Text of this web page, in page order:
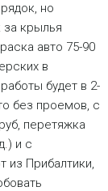
но
за крылья
авто 75-90
в
будет в 2-
без проемов, с
перетяжка
и с
из Прибалтики,